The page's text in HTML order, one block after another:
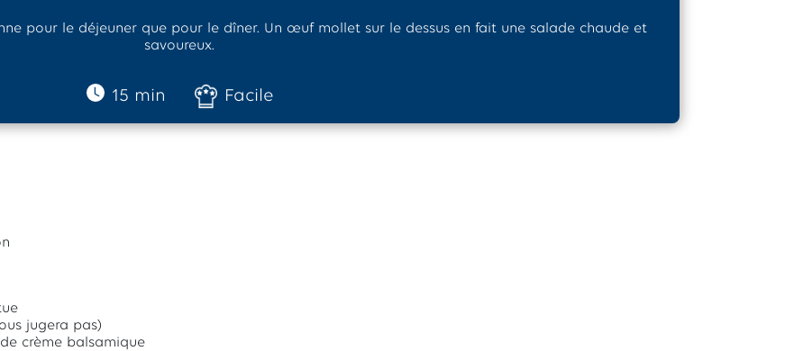
pour le déjeuner que pour le dîner. Un œuf mollet sur le dessus en fait une salade chaude et
savoureux.
15 min Facile
jugera pas)
crème balsamique